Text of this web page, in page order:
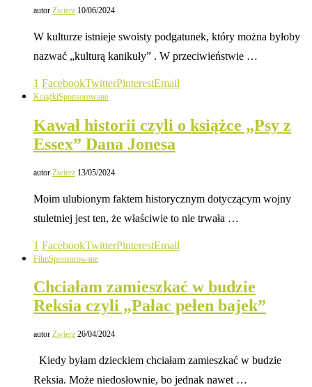
autor Zwierz 10/06/2024
W kulturze istnieje swoisty podgatunek, który można byłoby
nazwać „kulturą kanikuły” . W przeciwieństwie …
1 FacebookTwitterPinterestEmail
KsiążkiSponsorowane
Kawał historii czyli o książce „Psy z
Essex” Dana Jonesa
autor Zwierz 13/05/2024
Moim ulubionym faktem historycznym dotyczącym wojny
stuletniej jest ten, że właściwie to nie trwała …
1 FacebookTwitterPinterestEmail
FilmSponsorowane
Chciałam zamieszkać w budzie
Reksia czyli „Pałac pełen bajek”
autor Zwierz 26/04/2024
Kiedy byłam dzieckiem chciałam zamieszkać w budzie
Reksia. Może niedosłownie, bo jednak nawet …